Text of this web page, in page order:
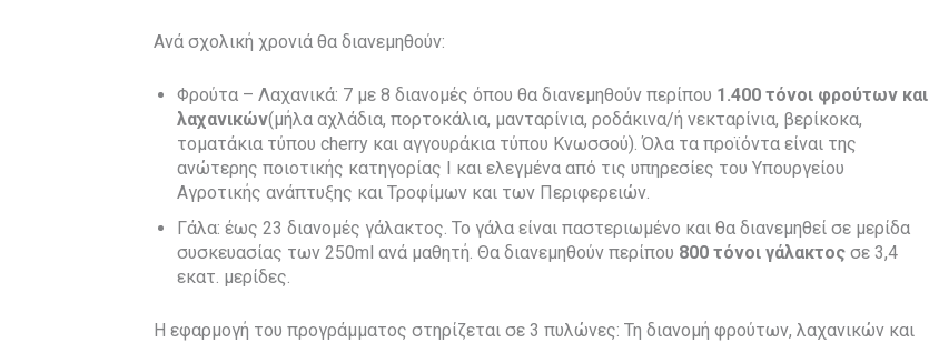
Ανά σχολική χρονιά θα διανεμηθούν:
Φρούτα – Λαχανικά: 7 με 8 διανομές όπου θα διανεμηθούν περίπου 1.400 τόνοι φρούτων και
λαχανικών(μήλα αχλάδια, πορτοκάλια, μανταρίνια, ροδάκινα/ή νεκταρίνια, βερίκοκα,
τοματάκια τύπου cherry και αγγουράκια τύπου Κνωσσού). Όλα τα προϊόντα είναι της
ανώτερης ποιοτικής κατηγορίας I και ελεγμένα από τις υπηρεσίες του Υπουργείου
Αγροτικής ανάπτυξης και Τροφίμων και των Περιφερειών.
Γάλα: έως 23 διανομές γάλακτος. Το γάλα είναι παστεριωμένο και θα διανεμηθεί σε μερίδα
συσκευασίας των 250ml ανά μαθητή. Θα διανεμηθούν περίπου 800 τόνοι γάλακτος σε 3,4
εκατ. μερίδες.
Η εφαρμογή του προγράμματος στηρίζεται σε 3 πυλώνες: Τη διανομή φρούτων, λαχανικών και